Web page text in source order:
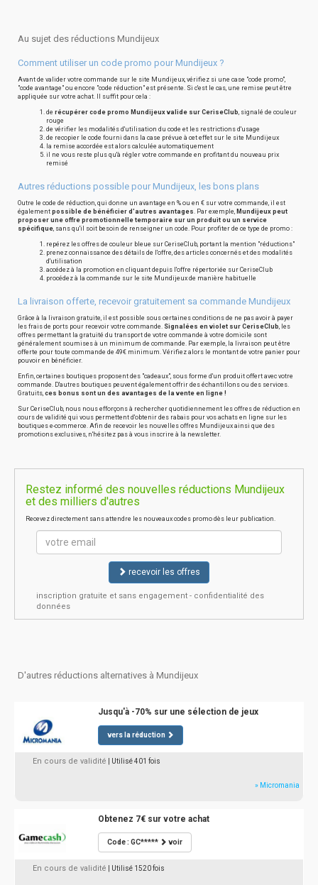
Au sujet des réductions Mundijeux
Comment utiliser un code promo pour Mundijeux ?
Avant de valider votre commande sur le site Mundijeux, vérifiez si une case "code promo",
"code avantage" ou encore "code réduction" est présente. Si c'est le cas, une remise peut être
appliquée sur votre achat. Il suffit pour cela :
de récupérer code promo Mundijeux valide sur CeriseClub, signalé de couleur
rouge
de vérifier les modalités d'utilisation du code et les restrictions d'usage
de recopier le code fourni dans la case prévue à cet effet sur le site Mundijeux
la remise accordée est alors calculée automatiquement
il ne vous reste plus qu'à régler votre commande en profitant du nouveau prix
remisé
Autres réductions possible pour Mundijeux, les bons plans
Outre le code de réduction, qui donne un avantage en % ou en € sur votre commande, il est
également possible de bénéficier d'autres avantages. Par exemple, Mundijeux peut
proposer une offre promotionnelle temporaire sur un produit ou un service
spécifique, sans qu'il soit besoin de renseigner un code. Pour profiter de ce type de promo :
repérez les offres de couleur bleue sur CeriseClub, portant la mention "réductions"
prenez connaissance des détails de l'offre, des articles concernés et des modalités
d'utilisation
accédez à la promotion en cliquant depuis l'offre répertoriée sur CeriseClub
procédez à la commande sur le site Mundijeux de manière habituelle
La livraison offerte, recevoir gratuitement sa commande Mundijeux
Grâce à la livraison gratuite, il est possible sous certaines conditions de ne pas avoir à payer
les frais de ports pour recevoir votre commande. Signalées en violet sur CeriseClub, les
offres permettant la gratuité du transport de votre commande à votre domicile sont
généralement soumises à un minimum de commande. Par exemple, la livraison peut être
offerte pour toute commande de 49€ minimum. Vérifiez alors le montant de votre panier pour
pouvoir en bénéficier.
Enfin, certaines boutiques proposent des "cadeaux", sous forme d'un produit offert avec votre
commande. D'autres boutiques peuvent également offrir des échantillons ou des services.
Gratuits, ces bonus sont un des avantages de la vente en ligne !
Sur CeriseClub, nous nous efforçons à rechercher quotidiennement les offres de réduction en
cours de validité qui vous permettent d'obtenir des rabais pour vos achats en ligne sur les
boutiques e-commerce. Afin de recevoir les nouvelles offres Mundijeux ainsi que des
promotions exclusives, n'hésitez pas à vous inscrire à la newsletter.
Restez informé des nouvelles réductions Mundijeux
et des milliers d'autres
Recevez directement sans attendre les nouveaux codes promo dès leur publication.
recevoir les offres
inscription gratuite et sans engagement - confidentialité des
données
D'autres réductions alternatives à Mundijeux
Jusqu'à -70% sur une sélection de jeux
vers la réduction
En cours de validité | Utilisé 401 fois
» Micromania
Obtenez 7€ sur votre achat
Code : GC***** voir
En cours de validité | Utilisé 1520 fois